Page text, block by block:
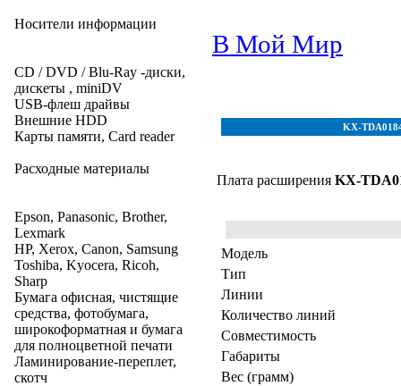
Носители информации
CD / DVD / Blu-Ray -диски,
дискеты , miniDV
USB-флеш драйвы
Внешние HDD
Карты памяти, Card reader
Расходные материалы
Epson, Panasonic, Brother,
Lexmark
HP, Xerox, Canon, Samsung
Toshiba, Kyocera, Ricoh,
Sharp
Бумага офисная, чистящие
средства, фотобумага,
широкоформатная и бумага
для полноцветной печати
Ламинирование-переплет,
скотч
В Мой Мир
KX-
Плата расширения KX-
Модель
Тип
Линии
Количество линий
Совместимость
Габариты
Вес (грамм)